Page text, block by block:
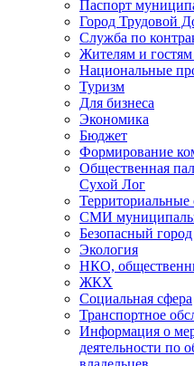
Паспорт
Город Трудовой
Служба по
Жителям и гостям
Национальные
Туризм
Для бизнеса
Экономика
Бюджет
Формирование
Общественная
Сухой Лог
Территориальные
СМИ
Безопасный город
Экология
НКО,
ЖКХ
Социальная сфера
Транспортное
Информация о
деятельности по